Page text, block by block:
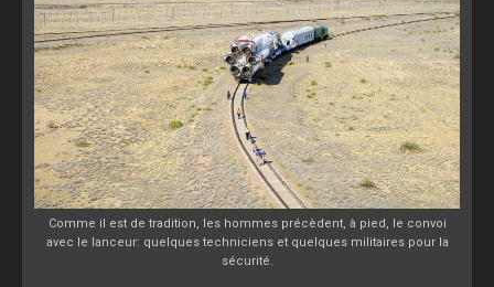
Comme il est de tradition, les hommes précèdent, à pied, le convoi
avec le lanceur: quelques techniciens et quelques militaires pour la
sécurité.